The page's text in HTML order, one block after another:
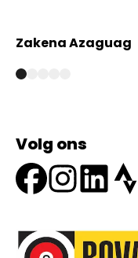
Zakena Azaguag
Volg ons